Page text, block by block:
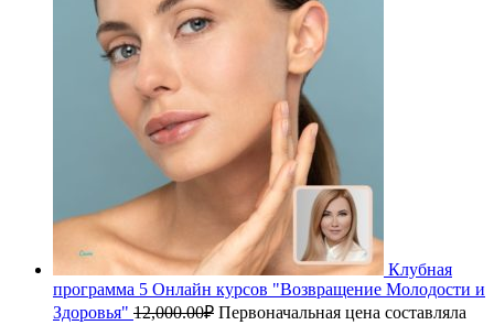
Клубная
программа 5 Онлайн курсов "Возвращение Молодости и
Здоровья" 12,000.00₽ Первоначальная цена составляла